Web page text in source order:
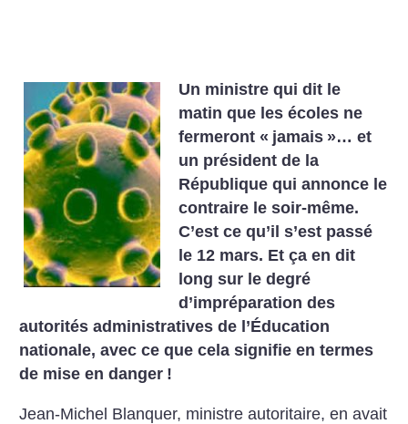
Un ministre qui dit le
matin que les écoles ne
fermeront « jamais »… et
un président de la
République qui annonce le
contraire le soir-même.
C’est ce qu’il s’est passé
le 12 mars. Et ça en dit
long sur le degré
d’impréparation des
autorités administratives de l’Éducation
nationale, avec ce que cela signifie en termes
de mise en danger !
Jean-Michel Blanquer, ministre autoritaire, en avait